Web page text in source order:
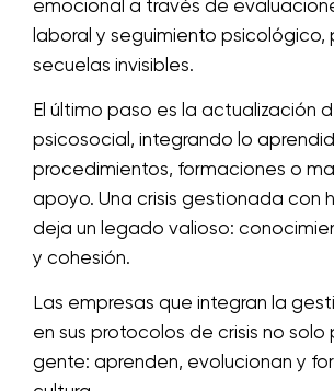
emocional a través de
laboral y seguimiento psicológico,
secuelas invisibles.
El último paso es la actualización
psicosocial, integrando lo
procedimientos, formaciones o
apoyo. Una crisis gestionada con
deja un legado valioso:
y cohesión.
Las empresas que integran la
en sus protocolos de crisis no solo
gente: aprenden, evolucionan y